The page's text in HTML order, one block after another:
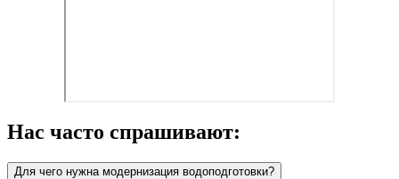
Нас часто спрашивают:
Для чего нужна модернизация водоподготовки?